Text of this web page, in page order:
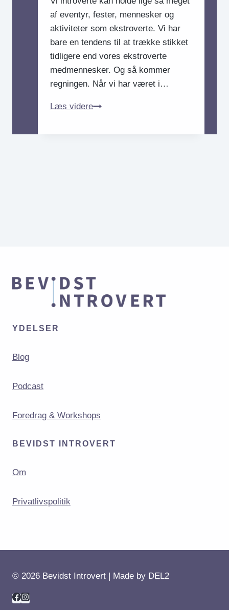
af eventyr, fester, mennesker og
aktiviteter som ekstroverte. Vi har
bare en tendens til at trække stikket
tidligere end vores ekstroverte
medmennesker. Og så kommer
regningen. Når vi har været i…
Læs videreDe
YDELSER
Blog
Podcast
Foredrag & Workshops
BEVIDST INTROVERT
Om
Privatlivspolitik
© 2026 Bevidst Introvert | Made by DEL2